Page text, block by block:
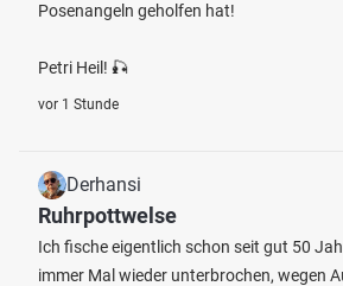
Posenangeln geholfen hat!
Petri Heil! 🎣
vor 1 Stunde
Derhansi
Ruhrpottwelse
Ich fische eigentlich schon seit gut 50
immer Mal wieder unterbrochen, wegen